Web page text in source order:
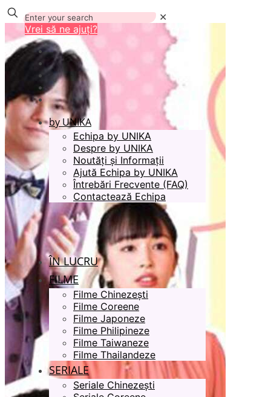
✕
Vrei să ne ajuți?
by UNIKA
Echipa by UNIKA
Despre by UNIKA
Noutăți și Informații
Ajută Echipa by UNIKA
Întrebări Frecvente (FAQ)
Contactează Echipa
ÎN LUCRU
FILME
Filme Chinezești
Filme Coreene
Filme Japoneze
Filme Philipineze
Filme Taiwaneze
Filme Thailandeze
SERIALE
Seriale Chinezești